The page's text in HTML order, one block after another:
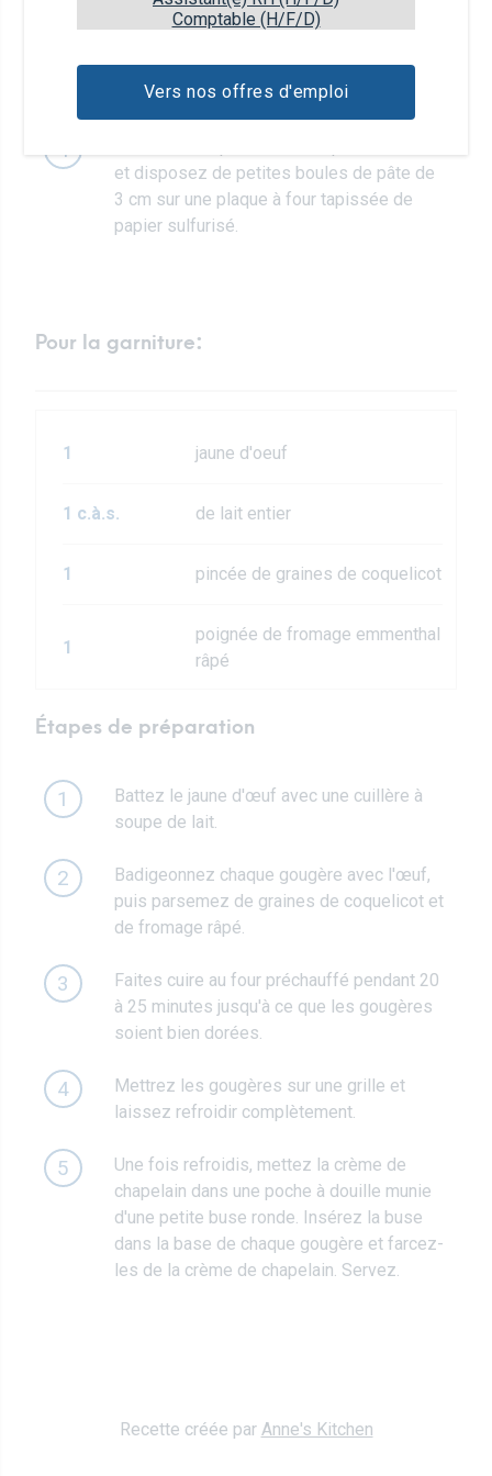
Comptable (H/F/D)
Vers nos offres d'emploi
Une fois tous les œufs incorporés, ajoutez
le fromage râpé et assaisonnez de poivre.
4
et disposez de petites boules de pâte de
3 cm sur une plaque à four tapissée de
papier sulfurisé.
Pour la garniture:
1 jaune d'oeuf
1 c.à.s. de lait entier
1 pincée de graines de coquelicot
1
poignée de fromage emmenthal
râpé
Étapes de préparation
1
Battez le jaune d'œuf avec une cuillère à
soupe de lait.
2
Badigeonnez chaque gougère avec l'œuf,
puis parsemez de graines de coquelicot et
de fromage râpé.
3
Faites cuire au four préchauffé pendant 20
à 25 minutes jusqu'à ce que les gougères
soient bien dorées.
4
Mettrez les gougères sur une grille et
laissez refroidir complètement.
5
Une fois refroidis, mettez la crème de
chapelain dans une poche à douille munie
d'une petite buse ronde. Insérez la buse
dans la base de chaque gougère et farcez-
les de la crème de chapelain. Servez.
Recette créée par Anne's Kitchen